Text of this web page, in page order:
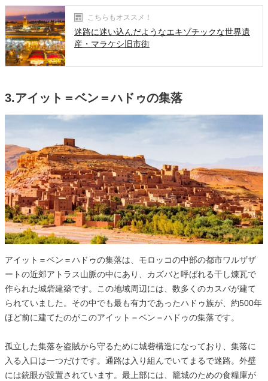
こちらもオススメ！
迷路に迷い込んだようなエキゾチックな世界遺
産・マラケシ旧市街
3.アイット＝ベン＝ハドゥの集落
アイット＝ベン＝ハドゥの集落は、モロッコの中部の都市ワルザザ
ートの近郊アトラス山脈の中にあり、カズバと呼ばれる干し煉瓦で
作られた城砦建築です。この地域周辺には、数多くのカスバが建て
られていました。その中でも最も有力であったハドゥ族が、約500年
ほど前に建てたのがこのアイット＝ベン＝ハドゥの集落です。
孤立した集落を盗賊から守るために城砦構造になっており、集落に
入る入口は一つだけです。通路は入り組んでいてまるで迷路。外壁
には銃眼が設置されています。最上部には、籠城のための食糧庫が